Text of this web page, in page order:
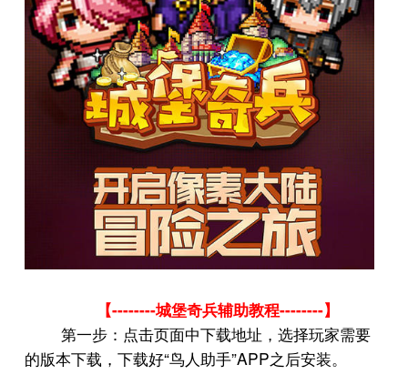
【--------城堡奇兵辅助教程--------】
第一步：点击页面中下载地址，选择玩家需要
的版本下载，下载好“鸟人助手”APP之后安装。